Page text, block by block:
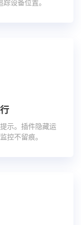
设备位置。
示。插件隐藏运
控不留痕。